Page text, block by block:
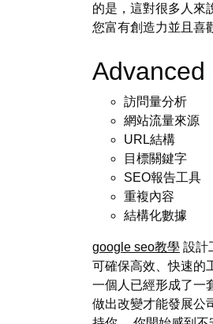
的是，這對很多人來
您富有創造力並且喜
Advanced
訪問量分析
網站流量來源
URL結構
目標關鍵字
SEO報告工具
重複內容
結構化數據
google seo教學 設計
可確保高效、快速的
一個人已經形成了一
做出改變才能發展公